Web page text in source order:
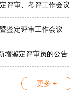
评审、考评工作会议
鉴定评审工作会议
增鉴定评审员的公告...
更多 +